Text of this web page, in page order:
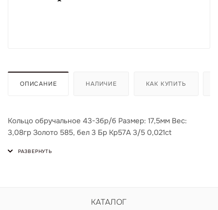
ОПИСАНИЕ НАЛИЧИЕ КАК КУПИТЬ
Кольцо обручальное 43-3бр/б Размер: 17,5мм Вес:
3,08гр Золото 585, бел 3 Бр Кр57А 3/5 0,021ct
КАТАЛОГ